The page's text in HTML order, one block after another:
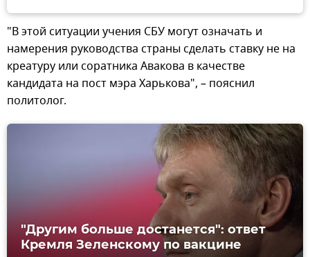
"В этой ситуации учения СБУ могут означать и
намерения руководства страны сделать ставку не на
креатуру или соратника Авакова в качестве
кандидата на пост мэра Харькова", – пояснил
политолог.
"Другим больше достанется": ответ
Кремля Зеленскому по вакцине